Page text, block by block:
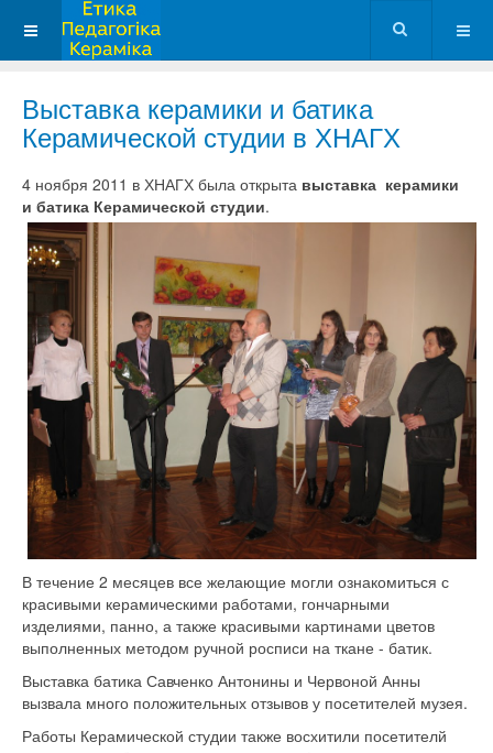
Выставка керамики и батика
Керамической студии в ХНАГХ
4 ноября 2011 в ХНАГХ была открыта выставка керамики
и батика Керамической студии.
В течение 2 месяцев все желающие могли ознакомиться с
красивыми керамическими работами, гончарными
изделиями, панно, а также красивыми картинами цветов
выполненных методом ручной росписи на ткане - батик.
Выставка батика Савченко Антонины и Червоной Анны
вызвала много положительных отзывов у посетителей музея.
Работы Керамической студии также восхитили посетителй